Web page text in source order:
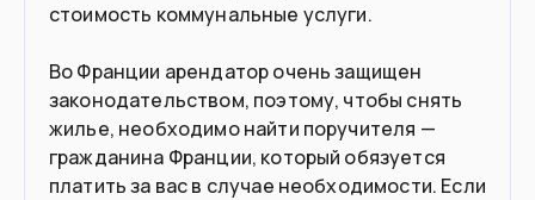
биометрический (10-летний) паспорт.
Граждане РФ могут въехать по 5-летнему, но
каждая ситуация будет оцениваться
индивидуально представителем
погранслужбы конкретной страны ЕС.
Население 66.7млн
стоимость коммунальные услуги.
Во Франции арендатор очень защищен
законодательством, поэтому, чтобы снять
жилье, необходимо найти поручителя —
гражданина Франции, который обязуется
платить за вас в случае необходимости. Если